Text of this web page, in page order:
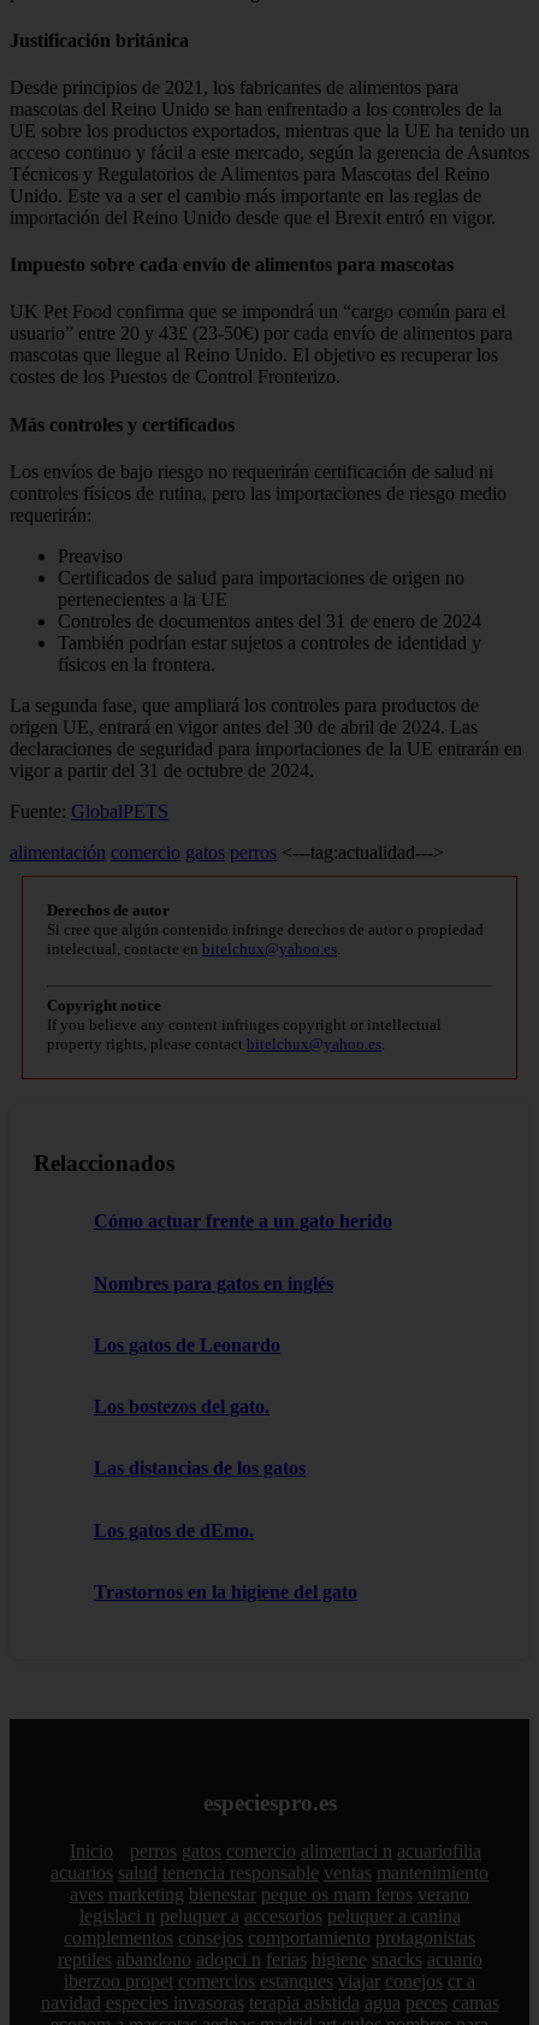
Justificación británica
Desde principios de 2021, los fabricantes de alimentos para
mascotas del Reino Unido se han enfrentado a los controles de la
UE sobre los productos exportados, mientras que la UE ha tenido un
acceso continuo y fácil a este mercado, según la gerencia de Asuntos
Técnicos y Regulatorios de Alimentos para Mascotas del Reino
Unido. Este va a ser el cambio más importante en las reglas de
importación del Reino Unido desde que el Brexit entró en vigor.
Impuesto sobre cada envío de alimentos para mascotas
UK Pet Food confirma que se impondrá un “cargo común para el
usuario” entre 20 y 43£ (23-50€) por cada envío de alimentos para
mascotas que llegue al Reino Unido. El objetivo es recuperar los
costes de los Puestos de Control Fronterizo.
Más controles y certificados
Los envíos de bajo riesgo no requerirán certificación de salud ni
controles físicos de rutina, pero las importaciones de riesgo medio
requerirán:
Preaviso
Certificados de salud para importaciones de origen no
pertenecientes a la UE
Controles de documentos antes del 31 de enero de 2024
También podrían estar sujetos a controles de identidad y
físicos en la frontera.
La segunda fase, que ampliará los controles para productos de
origen UE, entrará en vigor antes del 30 de abril de 2024. Las
declaraciones de seguridad para importaciones de la UE entrarán en
vigor a partir del 31 de octubre de 2024.
Fuente: GlobalPETS
alimentación comercio gatos perros <---tag:actualidad--->
Derechos de autor
Si cree que algún contenido infringe derechos de autor o propiedad
intelectual, contacte en bitelchux@yahoo.es
Copyright notice
If you believe any content infringes copyright or intellectual
property rights, please contact bitelchux@yahoo.es
Relaccionados
Cómo actuar frente a un gato herido
Nombres para gatos en inglés
Los gatos de Leonardo
Los bostezos del gato.
Las distancias de los gatos
Los gatos de dEmo.
Trastornos en la higiene del gato
especiespro.es
Inicio perros gatos comercio alimentaci n acuariofilia
acuarios salud tenencia responsable ventas mantenimiento
aves marketing bienestar peque os mam feros verano
legislaci n peluquer a accesorios peluquer a canina
complementos consejos comportamiento protagonistas
reptiles abandono adopci n ferias higiene snacks acuario
iberzoo propet comercios estanques viajar conejos cr a
navidad especies invasoras terapia asistida agua peces camas